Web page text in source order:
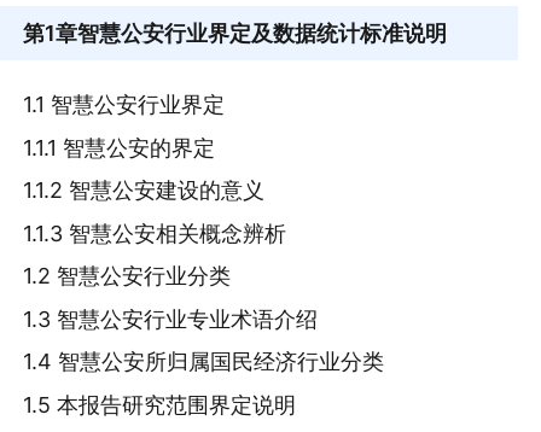
第1章智慧公安行业界定及数据统计标准说明
1.1 智慧公安行业界定
1.1.1 智慧公安的界定
1.1.2 智慧公安建设的意义
1.1.3 智慧公安相关概念辨析
1.2 智慧公安行业分类
1.3 智慧公安行业专业术语介绍
1.4 智慧公安所归属国民经济行业分类
1.5 本报告研究范围界定说明